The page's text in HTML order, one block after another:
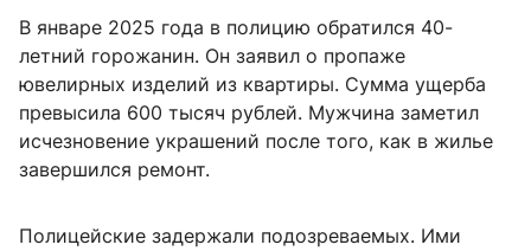
В январе 2025 года в полицию обратился 40-
летний горожанин. Он заявил о пропаже
ювелирных изделий из квартиры. Сумма ущерба
превысила 600 тысяч рублей. Мужчина заметил
исчезновение украшений после того, как в жилье
завершился ремонт.
Полицейские задержали подозреваемых. Ими